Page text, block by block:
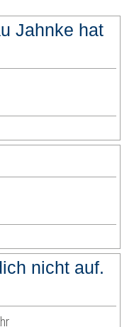
Jahnke hat
nicht auf.